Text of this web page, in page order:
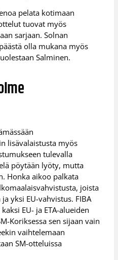
pelata kotimaan
tuovat myös
sarjaan. Solnan
olla mukana myös
Salminen.
lisävalaistusta myös
tulevalla
pöytään lyöty, mutta
Honka aikoo palkata
joista
yksi EU-vahvistus. FIBA
EU- ja ETA-alueiden
Koriksessa sen sijaan vain
vaihtelemaan
SM-otteluissa